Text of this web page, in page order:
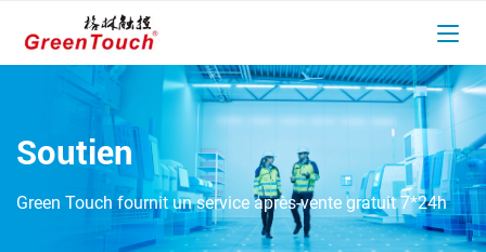
Soutien
Green Touch fournit un service après-vente gratuit 7*24h